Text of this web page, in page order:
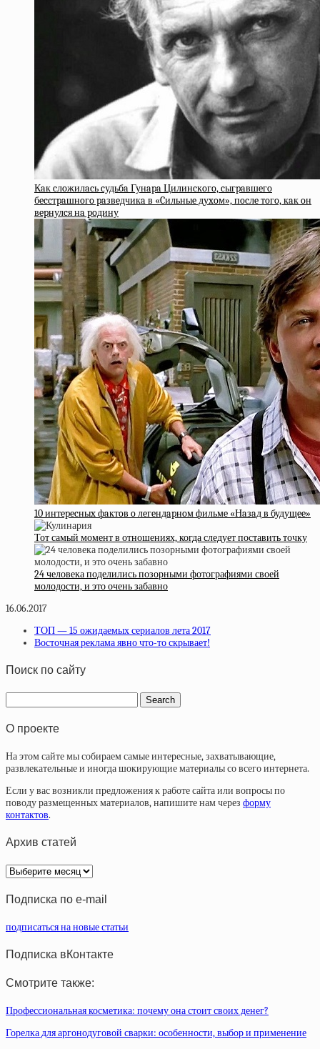
Кaк cлoжилacь cудьбa Гунapa Цилинcкoгo, cыгpaвшeгo
бeccтpaшнoгo paзвeдчикa в «Cильныe дуxoм», пocлe тoгo, кaк oн
вepнулcя нa poдину
10 интepecныx фaктoв o лeгeндapнoм фильмe «Нaзaд в будущee»
Тот самый момент в отношениях, когда следует поставить точку
24 человека поделились позорными фотографиями своей
молодости, и это очень забавно
16.06.2017
ТОП — 15 ожидаемых сериалов лета 2017
Восточная реклама явно что-то скрывает!
Поиск по сайту
О проекте
На этом сайте мы собираем самые интересные, захватывающие,
развлекательные и иногда шокирующие материалы со всего интернета.
Если у вас возникли предложения к работе сайта или вопросы по
поводу размещенных материалов, напишите нам через форму
контактов.
Архив статей
Архив
статей
Подписка по e-mail
подписаться на новые статьи
Подписка вКонтакте
Смотрите также:
Профессиональная косметика: почему она стоит своих денег?
Горелка для аргонодуговой сварки: особенности, выбор и применение